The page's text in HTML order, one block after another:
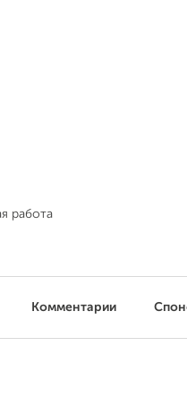
работа
Комментарии